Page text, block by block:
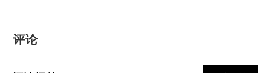
坐，作是观者能消过去生中一万劫罪
评论